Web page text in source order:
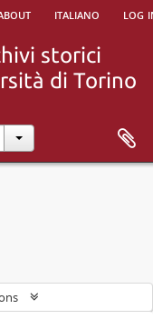
italiano log